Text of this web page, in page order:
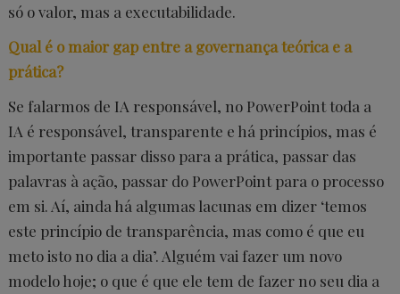
só o valor, mas a executabilidade.
Qual é o maior gap entre a governança teórica e a
prática?
Se falarmos de IA responsável, no PowerPoint toda a
IA é responsável, transparente e há princípios, mas é
importante passar disso para a prática, passar das
palavras à ação, passar do PowerPoint para o processo
em si. Aí, ainda há algumas lacunas em dizer ‘temos
este princípio de transparência, mas como é que eu
meto isto no dia a dia’. Alguém vai fazer um novo
modelo hoje; o que é que ele tem de fazer no seu dia a